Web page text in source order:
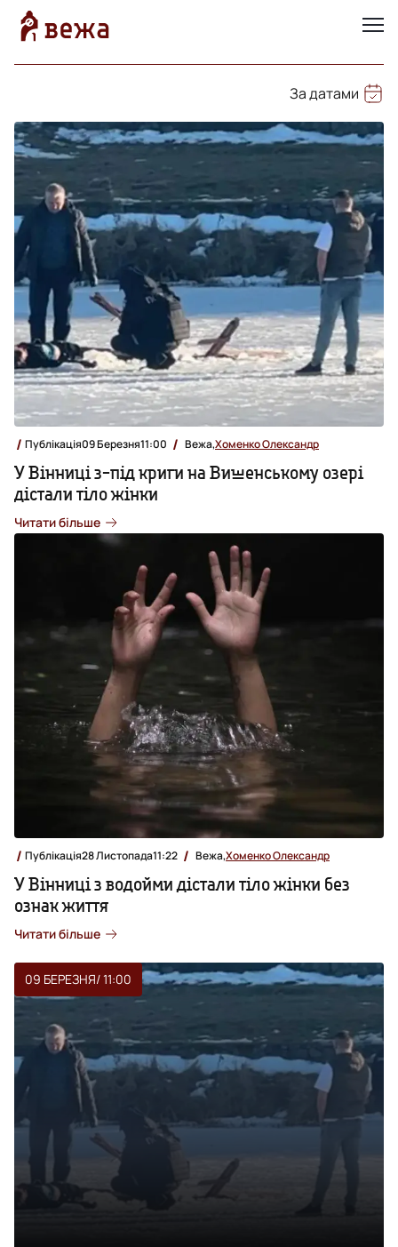
За датами
Публікація09 Березня11:00 Вежа,Хоменко Олександр
У Вінниці з-під криги на Вишенському озері
дістали тіло жінки
Читати більше
Публікація28 Листопада11:22 Вежа,Хоменко Олександр
У Вінниці з водойми дістали тіло жінки без
ознак життя
Читати більше
09 БЕРЕЗНЯ/ 11:00